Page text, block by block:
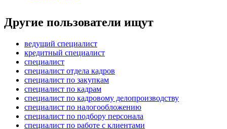
Другие пользователи ищут
ведущий специалист
кредитный специалист
специалист
специалист отдела кадров
специалист по закупкам
специалист по кадрам
специалист по кадровому делопроизводству
специалист по налогообложению
специалист по подбору персонала
специалист по работе с клиентами